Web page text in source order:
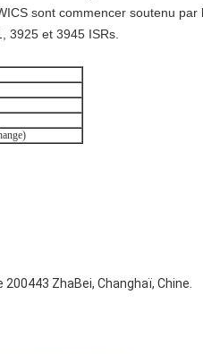
sont commencer soutenu par
3925 et 3945 ISRs.
ZhaBei, Changhaï, Chine.